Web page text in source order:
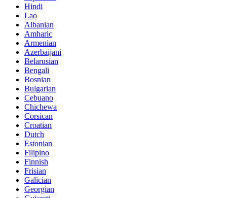
Hindi
Lao
Albanian
Amharic
Armenian
Azerbaijani
Belarusian
Bengali
Bosnian
Bulgarian
Cebuano
Chichewa
Corsican
Croatian
Dutch
Estonian
Filipino
Finnish
Frisian
Galician
Georgian